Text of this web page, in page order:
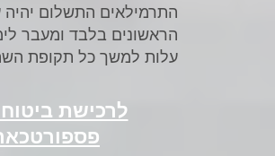
הראשונים בלבד ומעבר
עלות למשך כל תקופת
לרכישת